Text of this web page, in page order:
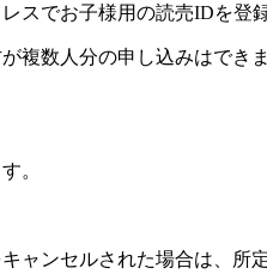
スでお子様用の読売IDを登
数人分の申し込みはでき
。
ンセルされた場合は、所